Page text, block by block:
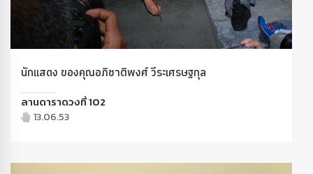
นักแสดง ของคุณอภิชาติพงศ์ วีระเศรษฐกุล
ลานดาราดวงที่ 102
13.06.53